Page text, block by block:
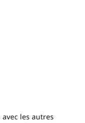
les autres